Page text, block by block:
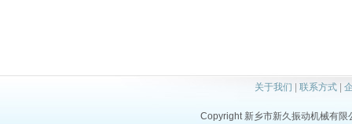
关于我们 | 联系方式|
Copyright 新乡市新久振动机械有